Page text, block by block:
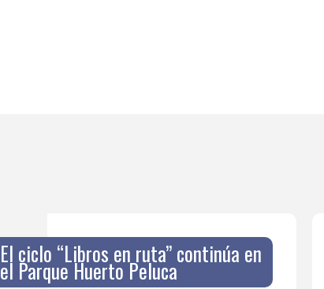
El ciclo “Libros en ruta” continúa en
el Parque Huerto Peluca